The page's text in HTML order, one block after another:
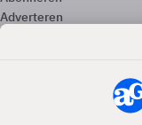
Adverteren